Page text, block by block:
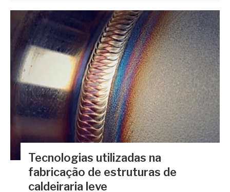
Tecnologias utilizadas na
fabricação de estruturas de
caldeiraria leve